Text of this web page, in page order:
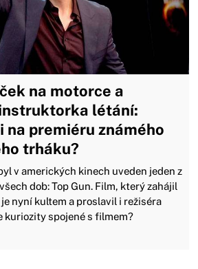
na motorce a
létání:
na premiéru známého
trháku?
v amerických kinech uveden jeden z
dob: Top Gun. Film, který zahájil
nyní kultem a proslavil i režiséra
kuriozity spojené s filmem?